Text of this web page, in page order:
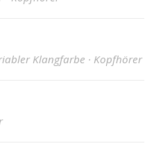
Klangfarbe · Kopfhörer